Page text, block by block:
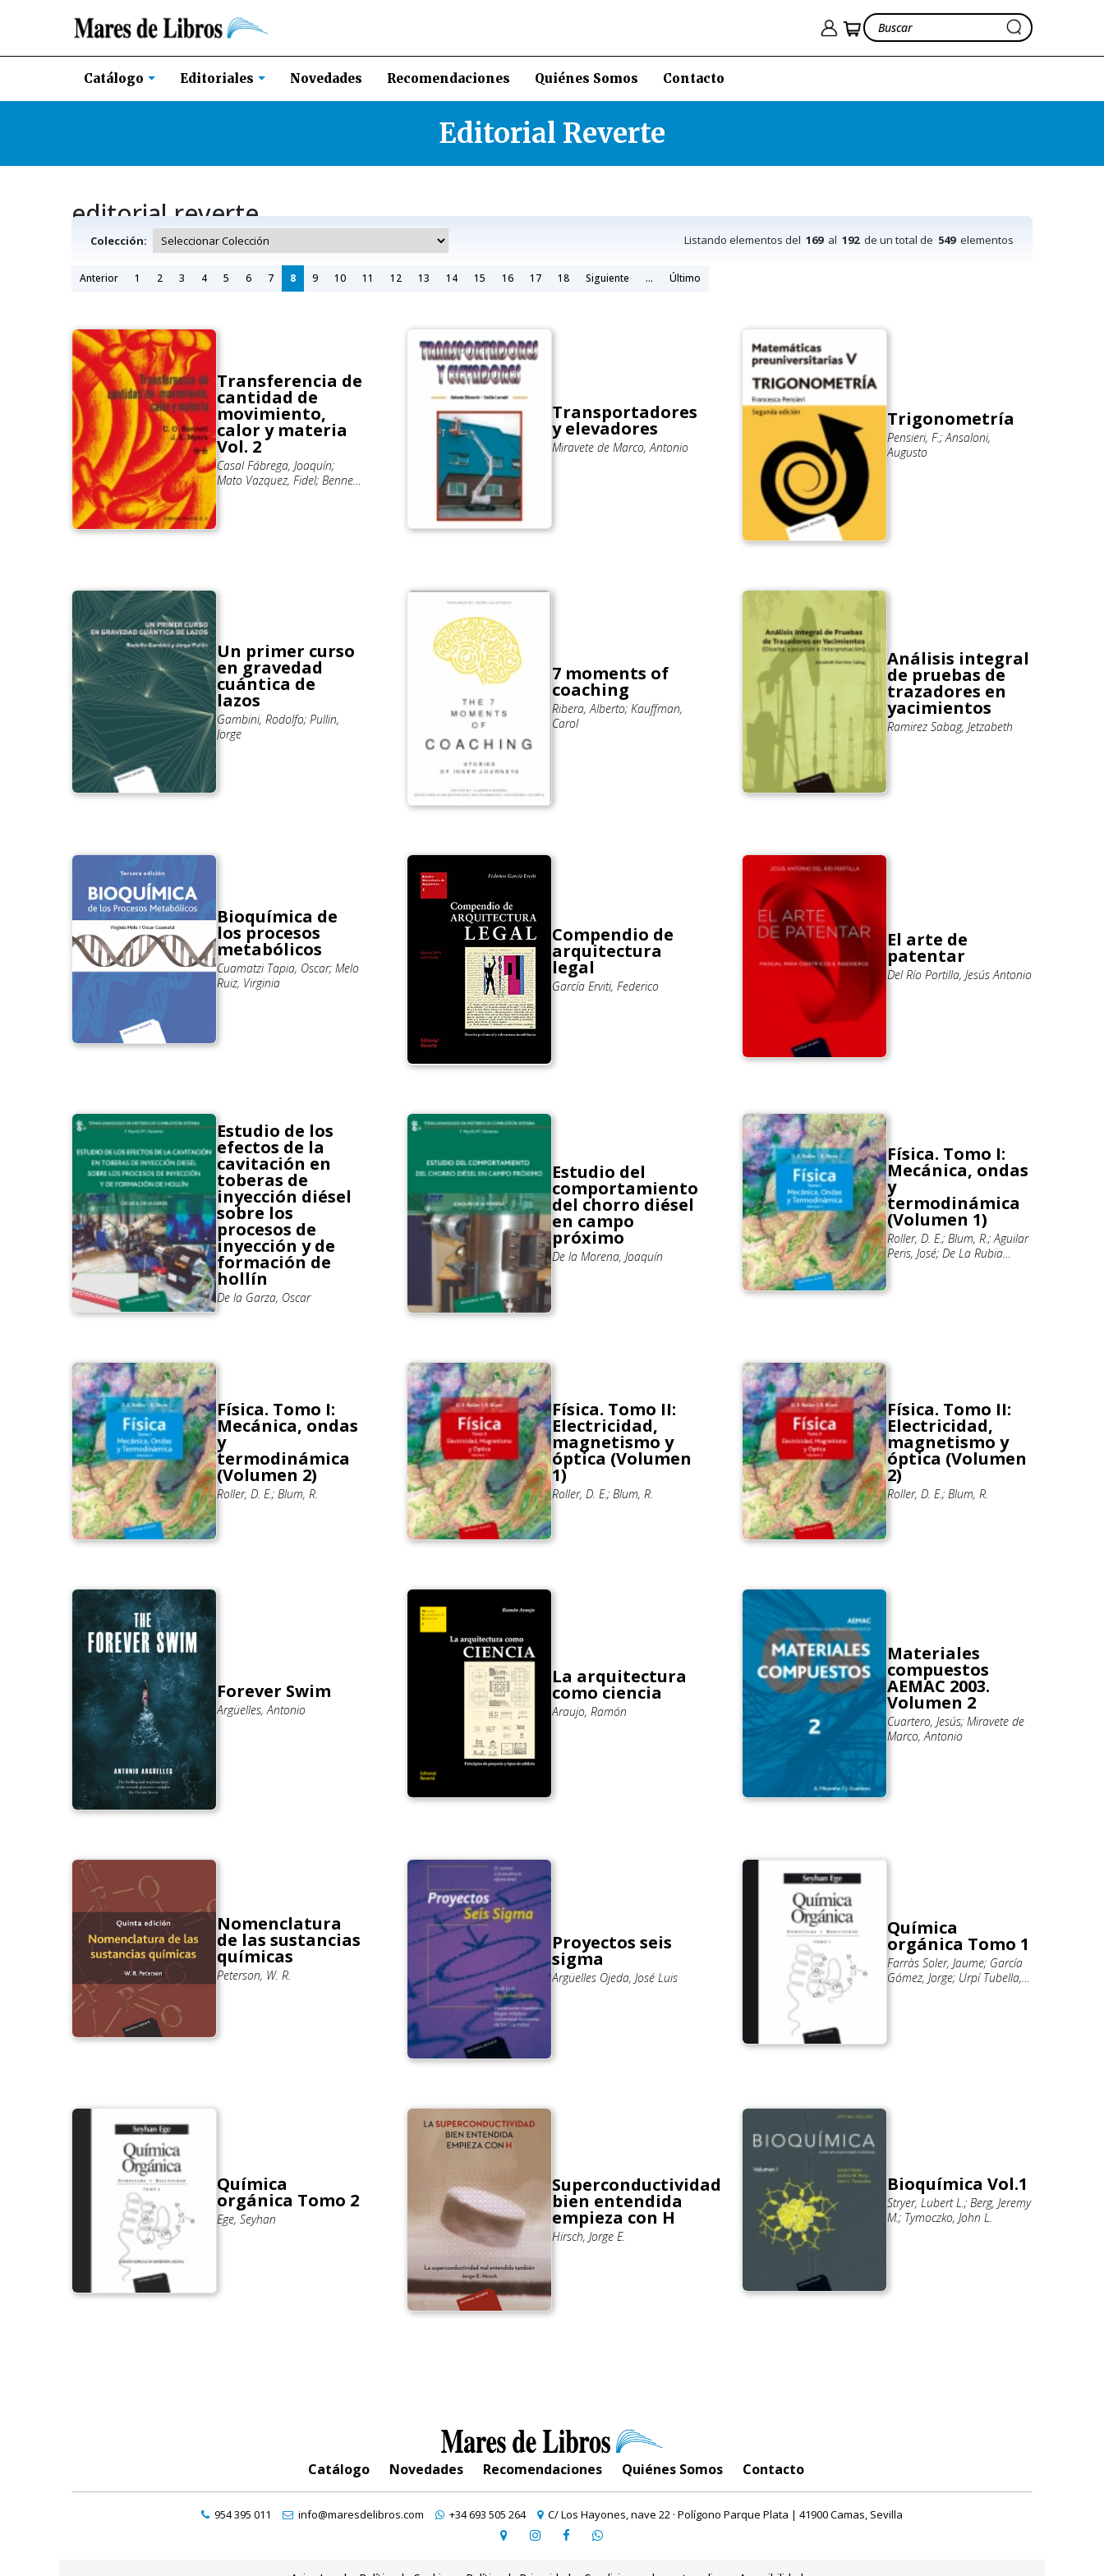
Catálogo Editoriales Novedades Recomendaciones Quiénes Somos Contacto
Editorial Reverte
editorial reverte
Colección: Listando elementos del 169al 192de un total de 549elementos
Anterior 1 2 3 4 5 6 7 8 9 10 11 12 13 14 15 16 17 18 Siguiente ... Último
Transferencia de
cantidad de
movimiento,
calor y materia
Vol. 2
Casal Fábrega, Joaquín;
Mato Vazquez, Fidel; Bennett,
Transportadores
y elevadores
Miravete de Marco, Antonio
Trigonometría
Pensieri, F.; Ansaloni,
Augusto
Un primer curso
en gravedad
cuántica de
lazos
Gambini, Rodolfo; Pullin,
Jorge
7 moments of
coaching
Ribera, Alberto; Kauffman,
Carol
Análisis integral
de pruebas de
trazadores en
yacimientos
Ramirez Sabag, Jetzabeth
Bioquímica de
los procesos
metabólicos
Cuamatzi Tapia, Oscar; Melo
Ruiz, Virginia
Compendio de
arquitectura
legal
García Erviti, Federico
El arte de
patentar
Del Río Portilla, Jesús Antonio
Estudio de los
efectos de la
cavitación en
toberas de
inyección diésel
sobre los
procesos de
inyección y de
formación de
hollín
De la Garza, Oscar
Estudio del
comportamiento
del chorro diésel
en campo
próximo
De la Morena, Joaquín
Física. Tomo I:
Mecánica, ondas
y
termodinámica
(Volumen 1)
Roller, D. E.; Blum, R.; Aguilar
Peris, José; De La Rubia
Física. Tomo I:
Mecánica, ondas
y
termodinámica
(Volumen 2)
Roller, D. E.; Blum, R.
Física. Tomo II:
Electricidad,
magnetismo y
óptica (Volumen
1)
Roller, D. E.; Blum, R.
Física. Tomo II:
Electricidad,
magnetismo y
óptica (Volumen
2)
Roller, D. E.; Blum, R.
Forever Swim
Argüelles, Antonio
La arquitectura
como ciencia
Araujo, Ramón
Materiales
compuestos
AEMAC 2003.
Volumen 2
Cuartero, Jesús; Miravete de
Marco, Antonio
Nomenclatura
de las sustancias
químicas
Peterson, W. R.
Proyectos seis
sigma
Argüelles Ojeda, José Luis
Química
orgánica Tomo 1
Farràs Soler, Jaume; García
Gómez, Jorge; Urpí Tubella,
Química
orgánica Tomo 2
Ege, Seyhan
Superconductividad
bien entendida
empieza con H
Hirsch, Jorge E.
Bioquímica Vol.1
Stryer, Lubert L.; Berg, Jeremy
M.; Tymoczko, John L.
Catálogo Novedades Recomendaciones Quiénes Somos Contacto
954 395 011 info@maresdelibros.com +34 693 505 264 C/ Los Hayones, nave 22 · Polígono Parque Plata | 41900 Camas, Sevilla